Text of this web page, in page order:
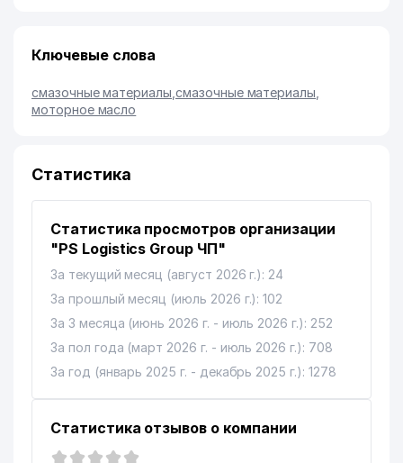
Ключевые слова
смазочные материалы ,смазочные материалы
моторное масло
Статистика
Статистика просмотров организации
"PS Logistics Group ЧП"
За текущий месяц (август 2026 г.): 24
За прошлый месяц (июль 2026 г.): 102
За 3 месяца (июнь 2026 г. - июль 2026 г.): 252
За пол года (март 2026 г. - июль 2026 г.): 708
За год (январь 2025 г. - декабрь 2025 г.): 1278
Статистика отзывов о компании